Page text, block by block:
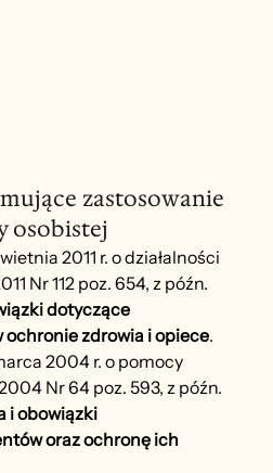
zastosowanie
osobistej
2011 r. o działalności
Nr 112 poz. 654, z późn.
dotyczące
ochronie zdrowia i opiece.
2004 r. o pomocy
Nr 64 poz. 593, z późn.
i obowiązki
oraz ochronę ich